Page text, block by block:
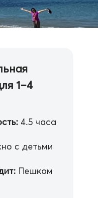
1–4
4.5 часа
с детьми
Пешком